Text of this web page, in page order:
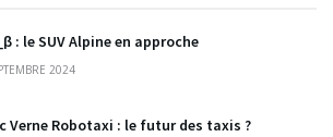
: le SUV Alpine en approche
2024
Verne Robotaxi : le futur des taxis ?